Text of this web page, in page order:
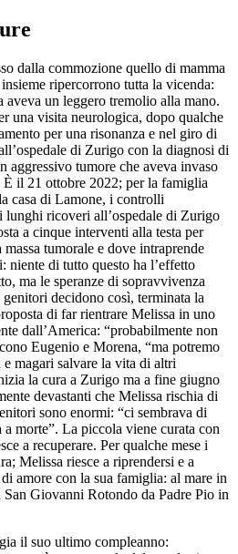
dalla commozione quello di mamma
ripercorrono tutta la vicenda:
aveva un leggero tremolio alla mano.
una visita neurologica, dopo qualche
per una risonanza e nel giro di
di Zurigo con la diagnosi di
aggressivo tumore che aveva invaso
il 21 ottobre 2022; per la famiglia
casa di Lamone, i controlli
lunghi ricoveri all’ospedale di Zurigo
a cinque interventi alla testa per
massa tumorale e dove intraprende
niente di tutto questo ha l’effetto
ma le speranze di sopravvivenza
decidono così, terminata la
di far rientrare Melissa in uno
dall’America: “probabilmente non
Eugenio e Morena, “ma potremo
magari salvare la vita di altri
la cura a Zurigo ma a fine giugno
devastanti che Melissa rischia di
sono enormi: “ci sembrava di
morte”. La piccola viene curata con
a recuperare. Per qualche mese i
Melissa riesce a riprendersi e a
amore con la sua famiglia: al mare in
Giovanni Rotondo da Padre Pio in
il suo ultimo compleanno: